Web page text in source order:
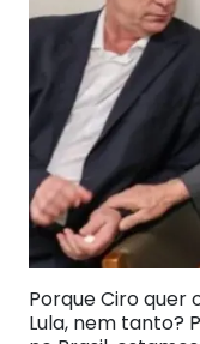
Porque Ciro quer
Lula, nem tanto?